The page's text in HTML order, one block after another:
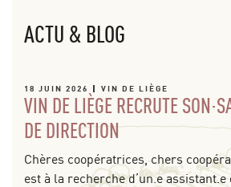
ACTU & BLOG
18 JUIN 2026 VIN DE LIÈGE
VIN DE LIÈGE RECRUTE
DE DIRECTION
Chères coopératrices, chers
est à la recherche d’un.e